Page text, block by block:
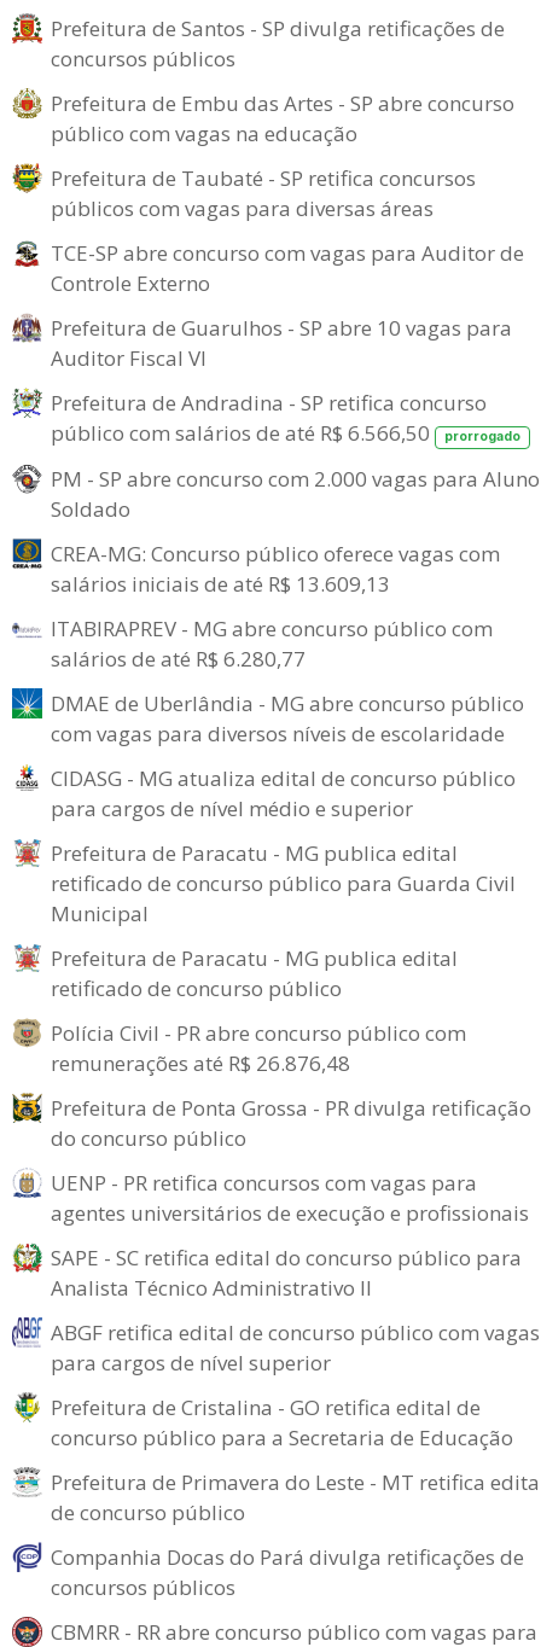
Prefeitura de Santos - SP divulga retificações de
concursos públicos
Prefeitura de Embu das Artes - SP abre concurso
público com vagas na educação
Prefeitura de Taubaté - SP retifica concursos
públicos com vagas para diversas áreas
TCE-SP abre concurso com vagas para Auditor de
Controle Externo
Prefeitura de Guarulhos - SP abre 10 vagas para
Auditor Fiscal VI
Prefeitura de Andradina - SP retifica concurso
público com salários de até R$ 6.566,50
prorrogado
PM - SP abre concurso com 2.000 vagas para
Soldado
CREA-MG: Concurso público oferece vagas com
salários iniciais de até R$ 13.609,13
ITABIRAPREV - MG abre concurso público com
salários de até R$ 6.280,77
DMAE de Uberlândia - MG abre concurso público
com vagas para diversos níveis de escolaridade
CIDASG - MG atualiza edital de concurso público
para cargos de nível médio e superior
Prefeitura de Paracatu - MG publica edital
retificado de concurso público para Guarda Civil
Municipal
Prefeitura de Paracatu - MG publica edital
retificado de concurso público
Polícia Civil - PR abre concurso público com
remunerações até R$ 26.876,48
Prefeitura de Ponta Grossa - PR divulga retificação
do concurso público
UENP - PR retifica concursos com vagas para
agentes universitários de execução e profissionais
SAPE - SC retifica edital do concurso público para
Analista Técnico Administrativo II
ABGF retifica edital de concurso público com vagas
para cargos de nível superior
Prefeitura de Cristalina - GO retifica edital de
concurso público para a Secretaria de Educação
Prefeitura de Primavera do Leste - MT retifica
de concurso público
Companhia Docas do Pará divulga retificações de
concursos públicos
CBMRR - RR abre concurso público com vagas para